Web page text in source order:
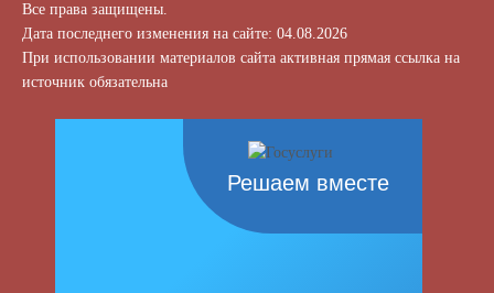
Все права защищены.
Дата последнего изменения на сайте: 04.08.2026
При использовании материалов сайта активная прямая ссылка на
источник обязательна
Решаем вместе